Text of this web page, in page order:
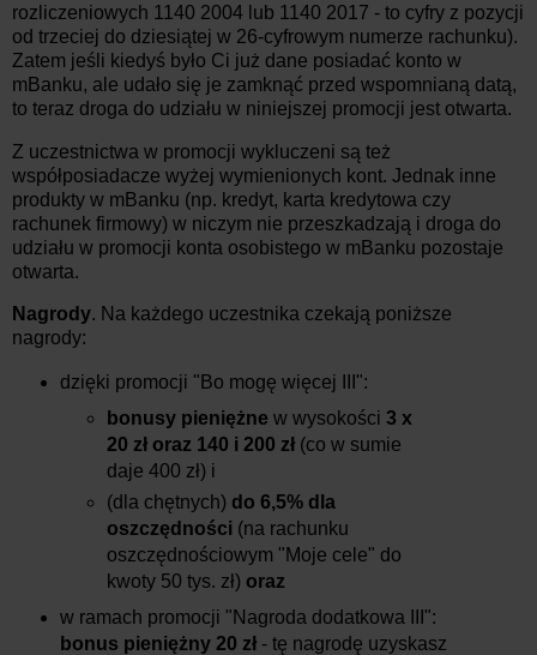
rozliczeniowych 1140 2004 lub 1140 2017 - to cyfry z pozycji
od trzeciej do dziesiątej w 26-cyfrowym numerze rachunku).
Zatem jeśli kiedyś było Ci już dane posiadać konto w
mBanku, ale udało się je zamknąć przed wspomnianą datą,
to teraz droga do udziału w niniejszej promocji jest otwarta.
Z uczestnictwa w promocji wykluczeni są też
współposiadacze wyżej wymienionych kont. Jednak inne
produkty w mBanku (np. kredyt, karta kredytowa czy
rachunek firmowy) w niczym nie przeszkadzają i droga do
udziału w promocji konta osobistego w mBanku pozostaje
otwarta.
Nagrody. Na każdego uczestnika czekają poniższe
nagrody:
dzięki promocji "Bo mogę więcej III":
bonusy pieniężnew wysokości3 x
20 zł oraz 140 i 200 zł (co w sumie
daje 400 zł) i
(dla chętnych) do 6,5% dla
oszczędności (na rachunku
oszczędnościowym "Moje cele" do
kwoty 50 tys. zł) oraz
w ramach promocji "Nagroda dodatkowa III":
bonus pieniężny 20 zł- tę nagrodę uzyskasz